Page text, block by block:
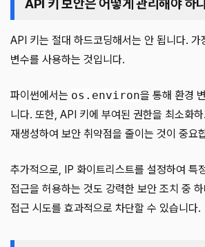
API 키 보안은 어떻게 관리해야 하
API 키는 절대 하드코딩해서는 안 됩니다. 가
변수를 사용하는 것입니다.
파이썬에서는 os.environ을 통해 환경
니다. 또한, API 키에 부여된 권한을 최소화
재생성하여 보안 취약점을 줄이는 것이 중요
추가적으로, IP 화이트리스트를 설정하여 특
접근을 허용하는 것도 강력한 보안 조치 중
접근 시도를 효과적으로 차단할 수 있습니다.